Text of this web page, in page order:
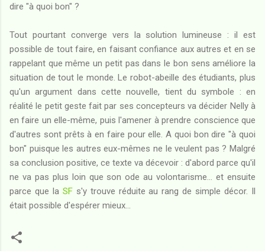
dire "à quoi bon" ?
Tout pourtant converge vers la solution lumineuse : il est
possible de tout faire, en faisant confiance aux autres et en se
rappelant que même un petit pas dans le bon sens améliore la
situation de tout le monde. Le robot-abeille des étudiants, plus
qu'un argument dans cette nouvelle, tient du symbole : en
réalité le petit geste fait par ses concepteurs va décider Nelly à
en faire un elle-même, puis l'amener à prendre conscience que
d'autres sont prêts à en faire pour elle. A quoi bon dire "à quoi
bon" puisque les autres eux-mêmes ne le veulent pas ? Malgré
sa conclusion positive, ce texte va décevoir : d'abord parce qu'il
ne va pas plus loin que son ode au volontarisme... et ensuite
parce que la SFs'y trouve réduite au rang de simple décor. Il
était possible d'espérer mieux...